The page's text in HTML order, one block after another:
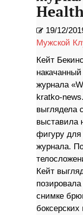
19/12/
Мужской
Кейт
журнала
kratko-
выглядела
выставила
фигуру для
журнала.
Кейт
снимке